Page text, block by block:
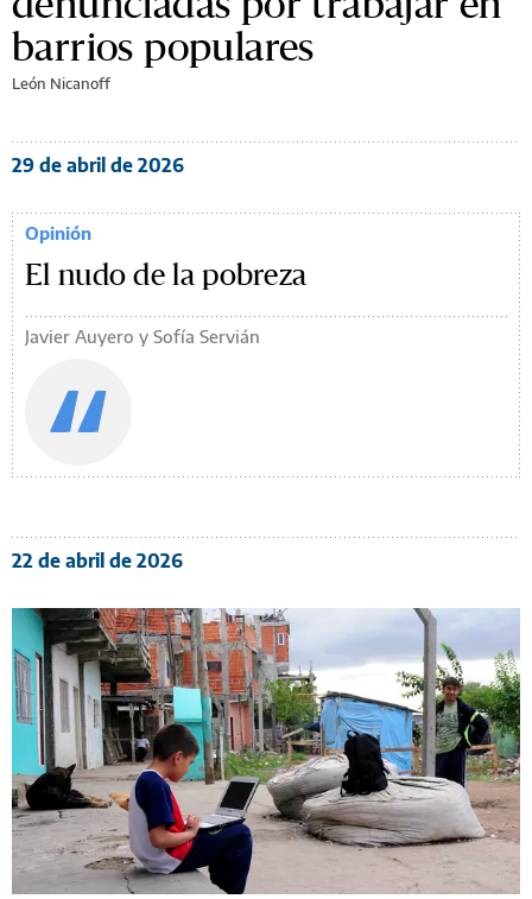
barrios populares
León Nicanoff
29 de abril de 2026
Opinión
El nudo de la pobreza
Javier Auyero y Sofía Servián
22 de abril de 2026